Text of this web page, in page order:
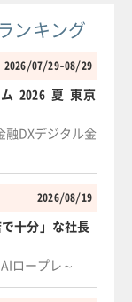
ンキング
2026/07/29-08/29
ム 2026 夏 東京
融DXデジタル金
2026/08/19
十分」な社長
ロープレ～